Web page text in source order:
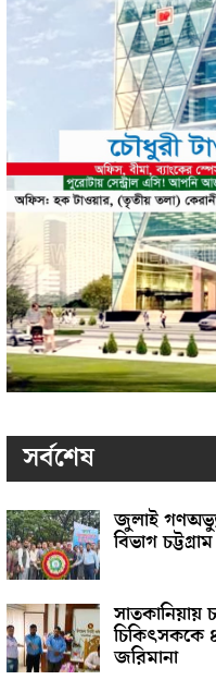
সর্বশেষ
জুলাই
বিভাগ
সাতকানিয়ায়
চিকিৎসককে
জরিমানা